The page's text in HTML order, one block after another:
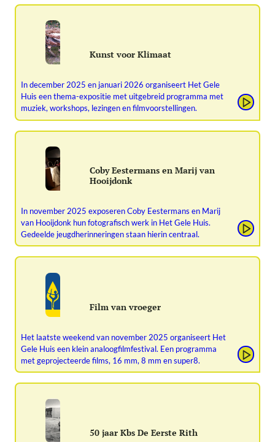
Kunst voor Klimaat
In december 2025 en januari 2026 organiseert Het Gele
Huis een thema-expositie met uitgebreid programma met
muziek, workshops, lezingen en filmvoorstellingen.
Coby Eestermans en Marij van
Hooijdonk
In november 2025 exposeren Coby Eestermans en Marij
van Hooijdonk hun fotografisch werk in Het Gele Huis.
Gedeelde jeugdherinneringen staan hierin centraal.
Film van vroeger
Het laatste weekend van november 2025 organiseert Het
Gele Huis een klein analoogfilmfestival. Een programma
met geprojecteerde films, 16 mm, 8 mm en super8.
50 jaar Kbs De Eerste Rith